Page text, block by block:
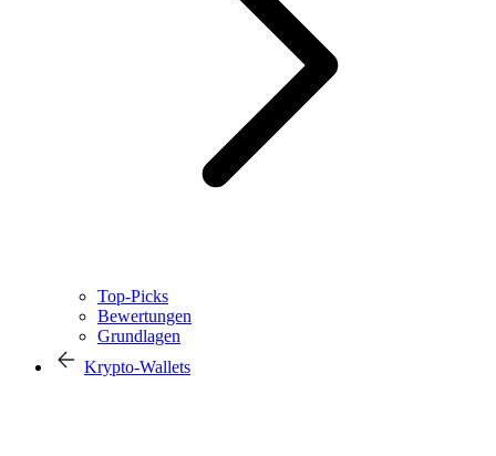
Top-Picks
Bewertungen
Grundlagen
Krypto-Wallets